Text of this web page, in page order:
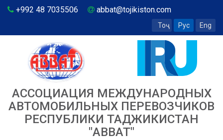
+992 48 7035506 abbat@tojikiston.com
Тоҷ Рус Eng
АССОЦИАЦИЯ МЕЖДУНАРОДНЫХ
АВТОМОБИЛЬНЫХ ПЕРЕВОЗЧИКОВ
РЕСПУБЛИКИ ТАДЖИКИСТАН
"ABBAT"